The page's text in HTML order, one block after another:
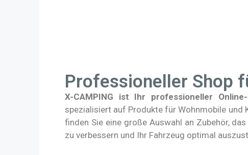
Professioneller Shop
X-CAMPING ist Ihr professioneller
spezialisiert auf Produkte für Wohnmobile
finden Sie eine große Auswahl an Zubehör,
zu verbessern und Ihr Fahrzeug optimal